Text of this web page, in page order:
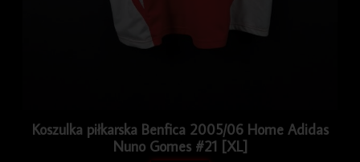
Koszulka piłkarska Benfica 2005/06 Home Adidas
Nuno Gomes #21 [XL]